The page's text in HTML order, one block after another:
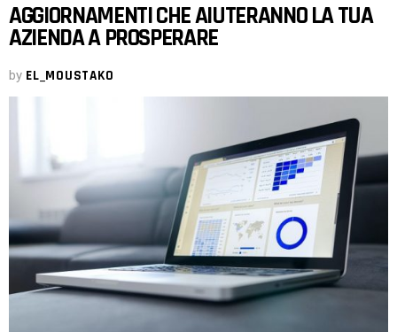
AGGIORNAMENTI CHE AIUTERANNO LA TUA
AZIENDA A PROSPERARE
by EL_MOUSTAKO